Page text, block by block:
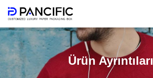
Ürün Ayrıntıları